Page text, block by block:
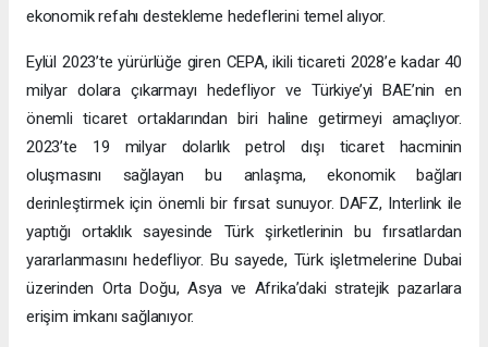
ekonomik refahı destekleme hedeflerini temel alıyor.
Eylül 2023’te yürürlüğe giren CEPA, ikili ticareti 2028’e kadar 40
milyar dolara çıkarmayı hedefliyor ve Türkiye’yi BAE’nin en
önemli ticaret ortaklarından biri haline getirmeyi amaçlıyor.
2023’te 19 milyar dolarlık petrol dışı ticaret hacminin
oluşmasını sağlayan bu anlaşma, ekonomik bağları
derinleştirmek için önemli bir fırsat sunuyor. DAFZ, Interlink ile
yaptığı ortaklık sayesinde Türk şirketlerinin bu fırsatlardan
yararlanmasını hedefliyor. Bu sayede, Türk işletmelerine Dubai
üzerinden Orta Doğu, Asya ve Afrika’daki stratejik pazarlara
erişim imkanı sağlanıyor.